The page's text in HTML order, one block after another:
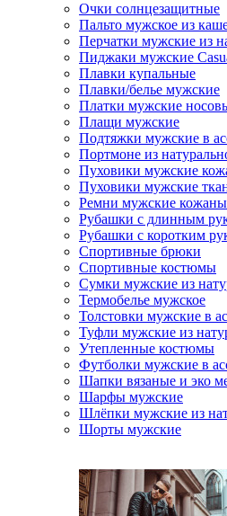
Очки солнцезащитные
Пальто мужское из
Перчатки мужские из
Пиджаки мужские
Плавки купальные
Плавки/белье мужские
Платки мужские
Плащи мужские
Подтяжки мужские в
Портмоне из
Пуховики мужские
Пуховики мужские
Ремни мужские
Рубашки с длинным
Рубашки с коротким
Спортивные брюки
Спортивные костюмы
Сумки мужские из
Термобелье мужское
Толстовки мужские в
Туфли мужские из
Утепленные костюмы
Футболки мужские в
Шапки вязаные и эко
Шарфы мужские
Шлёпки мужские из
Шорты мужские